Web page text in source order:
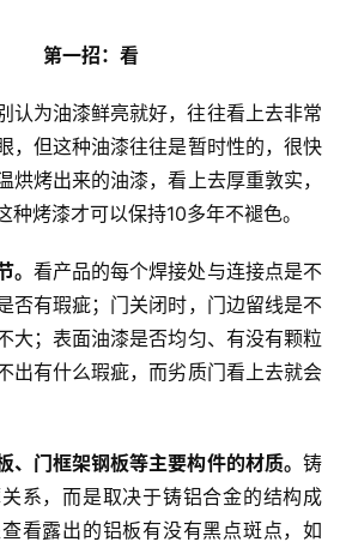
第一招：看
认为油漆鲜亮就好，往往看上去非常
，但这种油漆往往是暂时性的，很快
烘烤出来的油漆，看上去厚重敦实，
烤漆才可以保持10多年不褪色。
看产品的每个焊接处与连接点是不
否有瑕疵；门关闭时，门边留线是不
大；表面油漆是否均匀、有没有颗粒
出有什么瑕疵，而劣质门看上去就会
、门框架钢板等主要构件的材质。 铸
系，而是取决于铸铝合金的结构成
看露出的铝板有没有黑点斑点，如